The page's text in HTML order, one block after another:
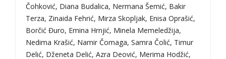
Čohković, Diana Budalica, Nermana Šemić, Bakir
Terza, Zinaida Fehrić, Mirza Skopljak, Enisa Oprašić,
Borčić Đuro, Emina Hrnjić, Minela Memeledžija,
Nedima Krašić, Namir Čomaga, Samra Čolić, Timur
Delić, Dženeta Delić, Azra Deović, Merima Hodžić,